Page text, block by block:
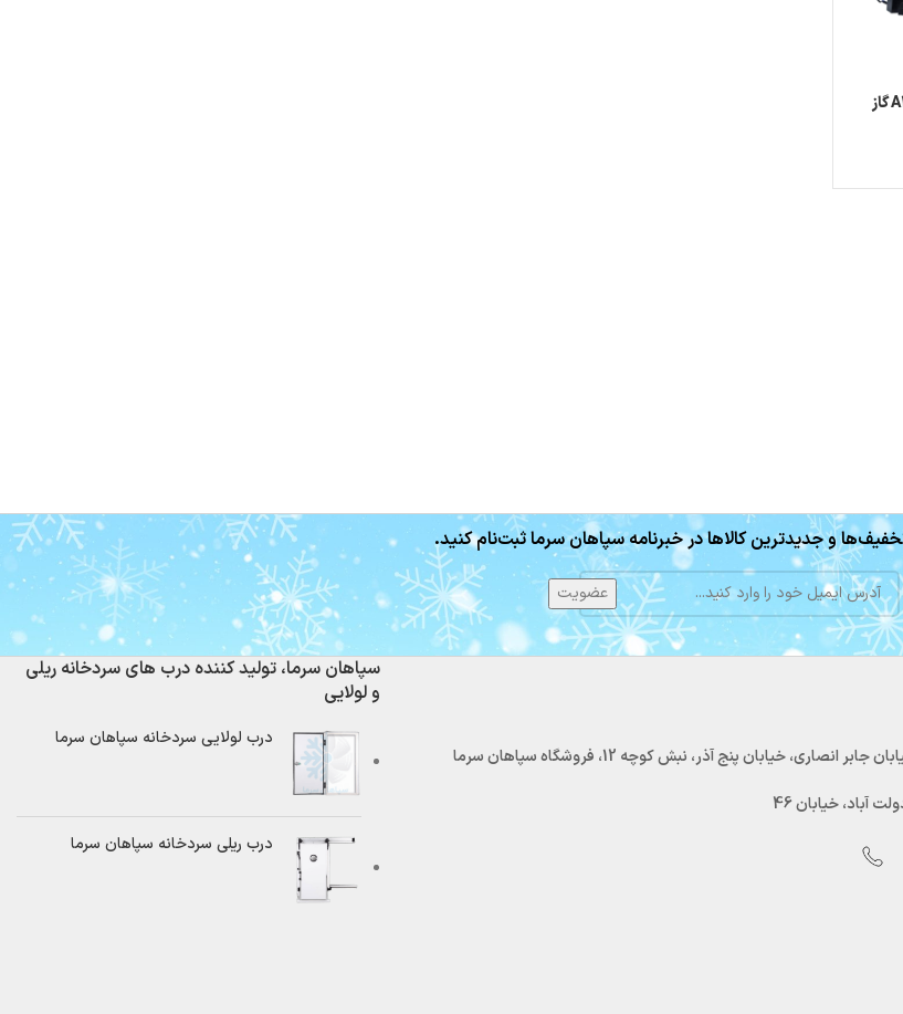
کمپرسور دانپر مدل A110WZ1 گاز
و جدیدترین کالاها در خبرنامه سپاهان سرما ثبت‌نام کنید.
خیابان پنج آذر، نبش کوچه 12، فروشگاه سپاهان سرما
آباد، خیابان 46
سپاهان سرما، تولید کننده درب های سردخانه ریلی
و لولایی
درب لولایی سردخانه سپاهان سرما
درب ریلی سردخانه سپاهان سرما